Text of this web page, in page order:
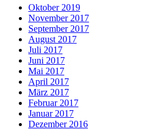
Oktober 2019
November 2017
September 2017
August 2017
Juli 2017
Juni 2017
Mai 2017
April 2017
März 2017
Februar 2017
Januar 2017
Dezember 2016